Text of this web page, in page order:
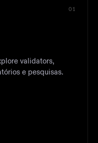
01
validators,
e pesquisas.